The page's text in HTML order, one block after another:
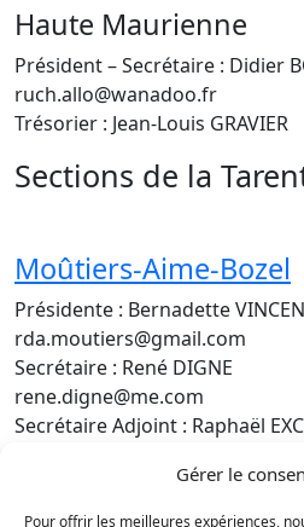
Gérer le
Pour offrir les meilleures expériences,
Haute Maurienne
Président – Secrétaire : Didier
ruch.allo@wanadoo.fr
Trésorier : Jean-Louis GRAVIER
Sections de la
Moûtiers-Aime-Bozel
Présidente : Bernadette
rda.moutiers@gmail.com
Secrétaire : René DIGNE
rene.digne@me.com
Secrétaire Adjoint : Raphaël